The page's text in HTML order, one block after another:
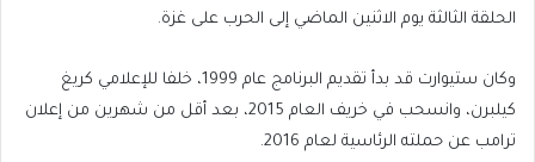
الحلقة الثالثة يوم الاثنين الماضي إلى الحرب على غزة.
وكان ستيوارت قد بدأ تقديم البرنامج عام 1999، خلفا للإعلامي كريغ
كيلبرن، وانسحب في خريف العام 2015، بعد أقل من شهرين من إعلان
ترامب عن حملته الرئاسية لعام 2016.